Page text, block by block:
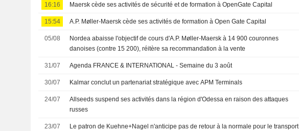
16:16 Maersk cède ses activités de sécurité et de formation à OpenGate Capital
15:54 A.P. Møller-Maersk cède ses activités de formation à Open Gate Capital
05/08
Nordea abaisse l'objectif de cours d'A.P. Møller-Maersk à 14 900 couronnes
danoises (contre 15 200), réitère sa recommandation à la vente
31/07 Agenda FRANCE & INTERNATIONAL - Semaine du 3 août
30/07 Kalmar conclut un partenariat stratégique avec APM Terminals
24/07
Allseeds suspend ses activités dans la région d'Odessa en raison des attaques
russes
23/07
Le patron de Kuehne+Nagel n'anticipe pas de retour à la normale pour le transport